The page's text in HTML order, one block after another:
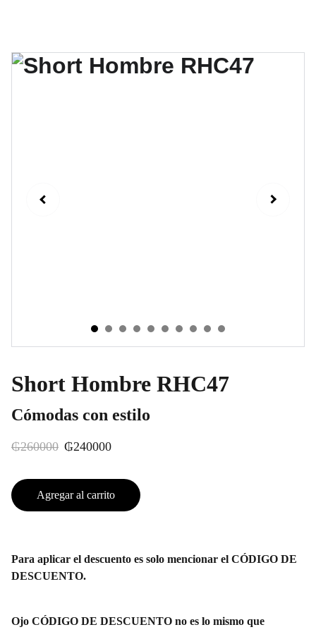
Short Hombre RHC47
Cómodas con estilo
₲260000 ₲240000
Agregar al carrito
Para aplicar el descuento es solo mencionar el CÓDIGO DE
DESCUENTO.
Ojo CÓDIGO DE DESCUENTO no es lo mismo que